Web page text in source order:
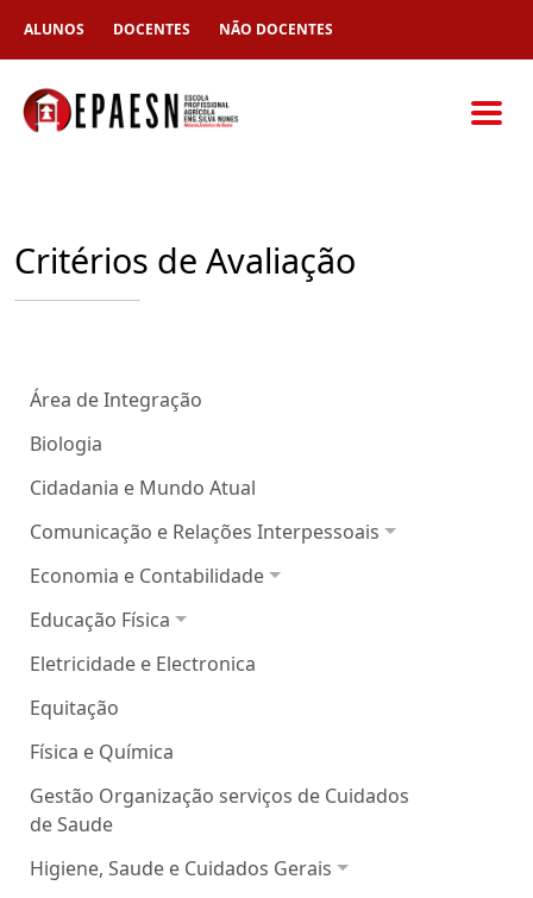
ALUNOS DOCENTES NÃO DOCENTES
Critérios de Avaliação
Área de Integração
Biologia
Cidadania e Mundo Atual
Comunicação e Relações Interpessoais
Economia e Contabilidade
Educação Física
Eletricidade e Electronica
Equitação
Física e Química
Gestão Organização serviços de Cuidados
de Saude
Higiene, Saude e Cuidados Gerais